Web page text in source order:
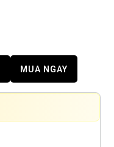
MUA NGAY